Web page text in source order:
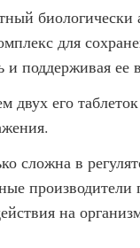
для
и поддерживая ее
его
сложна в
производители
на